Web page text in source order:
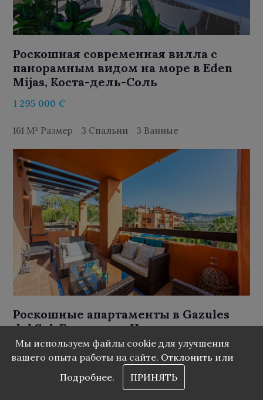
Роскошная современная вилла с
панорамным видом на море в Eden
Mijas, Коста-дель-Соль
1 295 000 €
161 M² Размер 3 Спальни 3 Ванные
Роскошные апартаменты в Gazules
del Sol, Бенахавис: Идеальное
сочетание стиля и комфорта от
Grupo Ibercosta
Мы используем файлы cookie для улучшения
вашего опыта работы на сайте. Отклонить или
Подробнее.
ПРИНЯТЬ